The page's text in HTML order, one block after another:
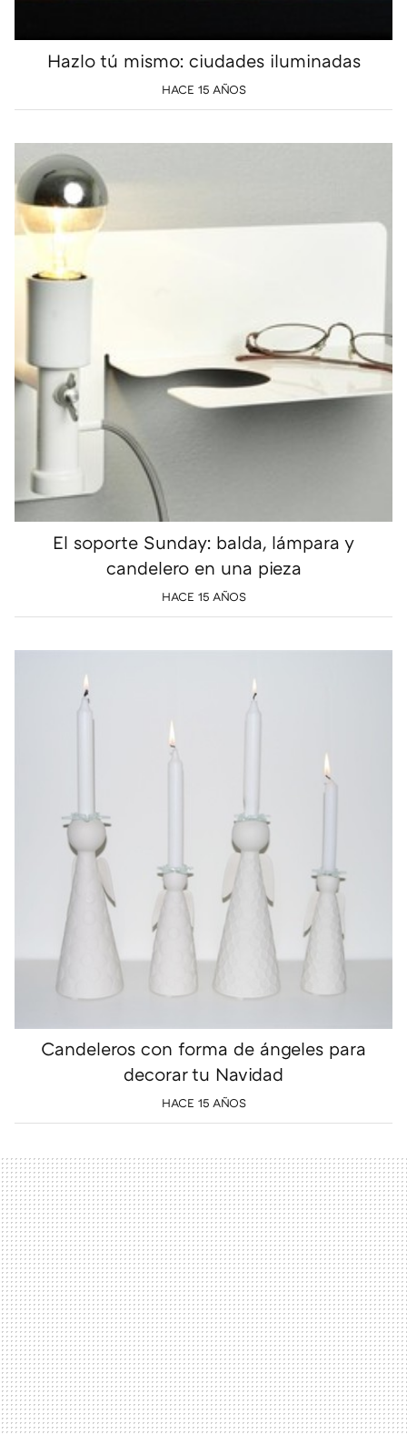
Hazlo tú mismo: ciudades iluminadas
HACE 15 AÑOS
El soporte Sunday: balda, lámpara y
candelero en una pieza
HACE 15 AÑOS
Candeleros con forma de ángeles para
decorar tu Navidad
HACE 15 AÑOS